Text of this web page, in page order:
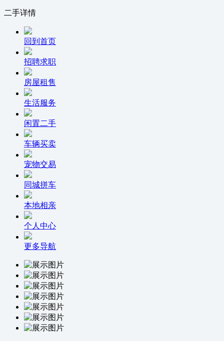
二手详情
回到首页
招聘求职
房屋租售
生活服务
闲置二手
车辆买卖
宠物交易
同城拼车
本地相亲
个人中心
更多导航